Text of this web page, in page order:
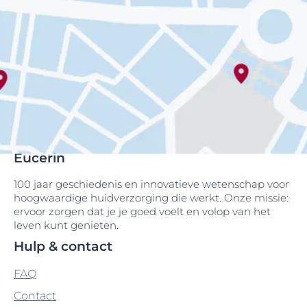
Eucerin
100 jaar geschiedenis en innovatieve wetenschap voor
hoogwaardige huidverzorging die werkt. Onze missie:
ervoor zorgen dat je je goed voelt en volop van het
leven kunt genieten.
Hulp & contact
FAQ
Contact